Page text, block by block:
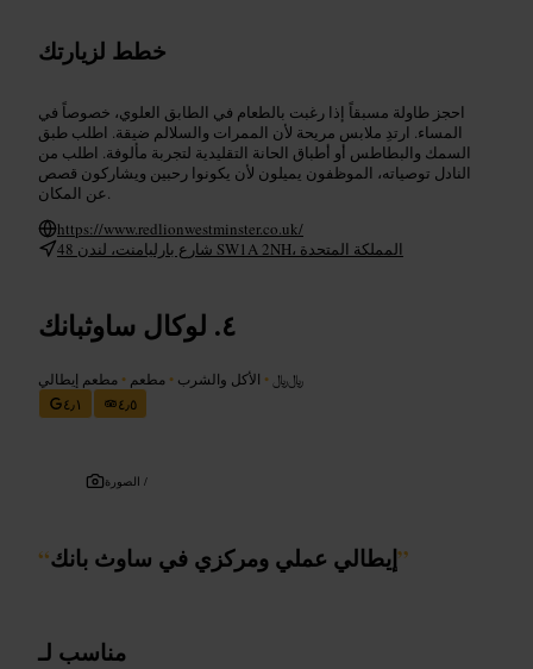
خطط لزيارتك
احجز طاولة مسبقاً إذا رغبت بالطعام في الطابق العلوي، خصوصاً في
المساء. ارتدِ ملابس مريحة لأن الممرات والسلالم ضيقة. اطلب طبق
السمك والبطاطس أو أطباق الحانة التقليدية لتجربة مألوفة. اطلب من
النادل توصياته، الموظفون يميلون لأن يكونوا رحبين ويشاركون قصص
عن المكان.
https://www.redlionwestminster.co.uk/
48 شارع بارليامنت، لندن SW1A 2NH، المملكة المتحدة
لوكال ساوثبانك
﷼﷼ • الأكل والشرب • مطعم • مطعم إيطالي
٤٫١
٤٫٥
الصورة /
“إيطالي عملي ومركزي في ساوث بانك”
مناسب لـ